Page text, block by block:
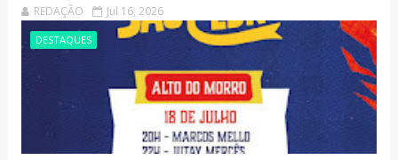
REDAÇÃO Jul 16, 2026
DESTAQUES